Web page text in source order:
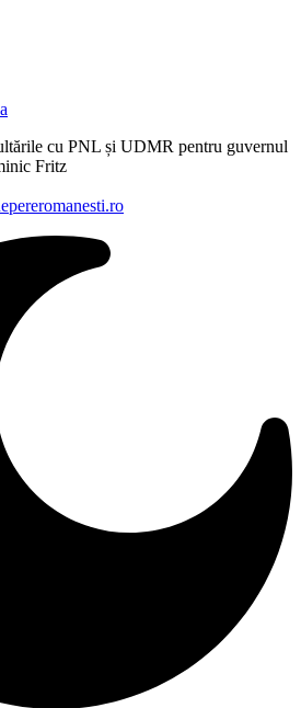
cu PNL și UDMR pentru guvernul
Fritz